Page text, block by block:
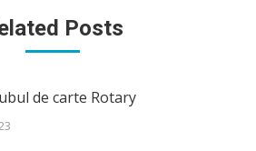
Posts
de carte Rotary